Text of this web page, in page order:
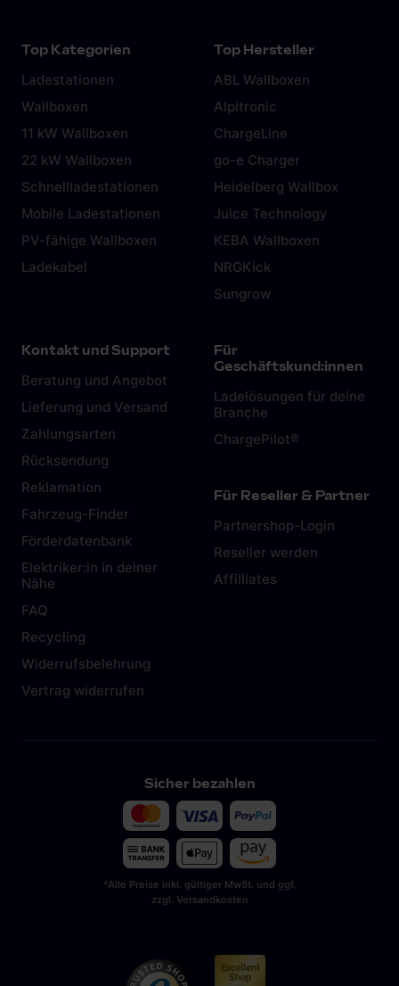
Top Kategorien
Ladestationen
Wallboxen
11 kW Wallboxen
22 kW Wallboxen
Schnellladestationen
Mobile Ladestationen
PV-fähige Wallboxen
Ladekabel
Top Hersteller
ABL Wallboxen
Alpitronic
ChargeLine
go-e Charger
Heidelberg Wallbox
Juice Technology
KEBA Wallboxen
NRGKick
Sungrow
Kontakt und Support
Beratung und Angebot
Lieferung und Versand
Zahlungsarten
Rücksendung
Reklamation
Fahrzeug-Finder
Förderdatenbank
Elektriker:in in deiner
Nähe
FAQ
Recycling
Widerrufsbelehrung
Vertrag widerrufen
Für
Geschäftskund:innen
Ladelösungen für deine
Branche
ChargePilot®
Für Reseller & Partner
Partnershop-Login
Reseller werden
Affilliates
Sicher bezahlen
*Alle Preise inkl. gültiger MwSt. und ggf.
zzgl. Versandkosten